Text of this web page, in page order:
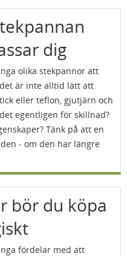
dig
olika stekpannor att
är inte alltid lätt att
eller teflon, gjutjärn och
egentligen för skillnad?
Tänk på att en
- om den har längre
bör du köpa
fördelar med att